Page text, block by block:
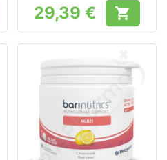
Prix
29,39 € 